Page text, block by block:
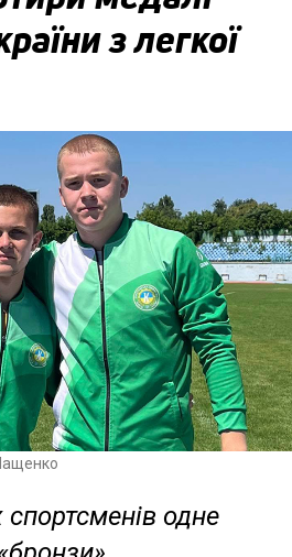
з легкої
одне